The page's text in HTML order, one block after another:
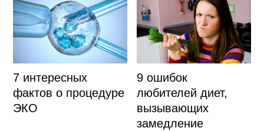
7 интересных
фактов о процедуре
ЭКО
9 ошибок
любителей диет,
вызывающих
замедление